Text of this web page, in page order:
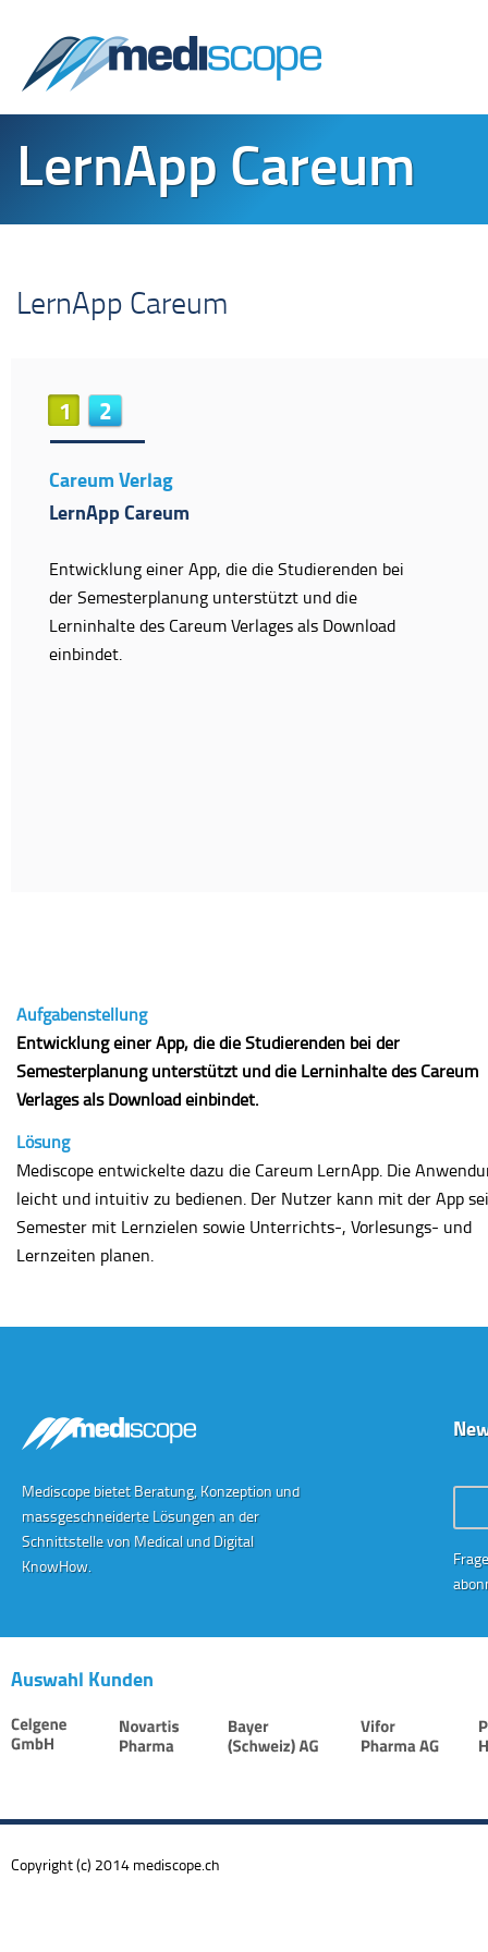
LernApp Careum
LernApp Careum
Careum Verlag
LernApp Careum
Entwicklung einer App, die die Studierenden bei
der Semesterplanung unterstützt und die
Lerninhalte des Careum Verlages als Download
einbindet.
1 2
Aufgabenstellung
Entwicklung einer App, die die Studierenden bei der
Semesterplanung unterstützt und die Lerninhalte des Careum
Verlages als Download einbindet.
Lösung
Mediscope entwickelte dazu die Careum LernApp. Die
leicht und intuitiv zu bedienen. Der Nutzer kann mit der App
Semester mit Lernzielen sowie Unterrichts-, Vorlesungs- und
Lernzeiten planen.
Mediscope bietet Beratung, Konzeption und
massgeschneiderte Lösungen an der
Schnittstelle von Medical und Digital
KnowHow.
Auswahl Kunden
Copyright (c) 2014 mediscope.ch